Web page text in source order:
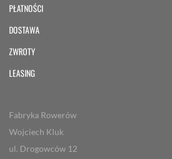
PŁATNOŚCI
DOSTAWA
ZWROTY
LEASING
Fabryka Rowerów
Wojciech Kluk
ul. Drogowców 12